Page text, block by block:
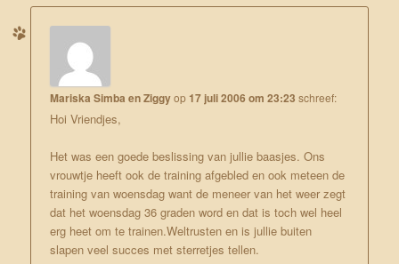
Mariska Simba en Ziggyop 17 juli 2006 om 23:23 schreef:
Hoi Vriendjes,
Het was een goede beslissing van jullie baasjes. Ons
vrouwtje heeft ook de training afgebled en ook meteen de
training van woensdag want de meneer van het weer zegt
dat het woensdag 36 graden word en dat is toch wel heel
erg heet om te trainen.Weltrusten en is jullie buiten
slapen veel succes met sterretjes tellen.